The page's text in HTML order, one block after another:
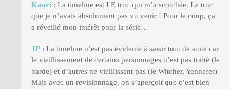
Kaori : La timeline est LE truc qui m’a scotchée. Le truc
que je n’avais absolument pas vu venir ! Pour le coup, ça
a réveillé mon intérêt pour la série…
JP : La timeline n’est pas évidente à saisir tout de suite car
le vieillissement de certains personnages n’est pas traité (le
barde) et d’autres ne vieillissent pas (le Witcher, Yennefer).
Mais avec un revisionnage, on s’aperçoit que c’est bien